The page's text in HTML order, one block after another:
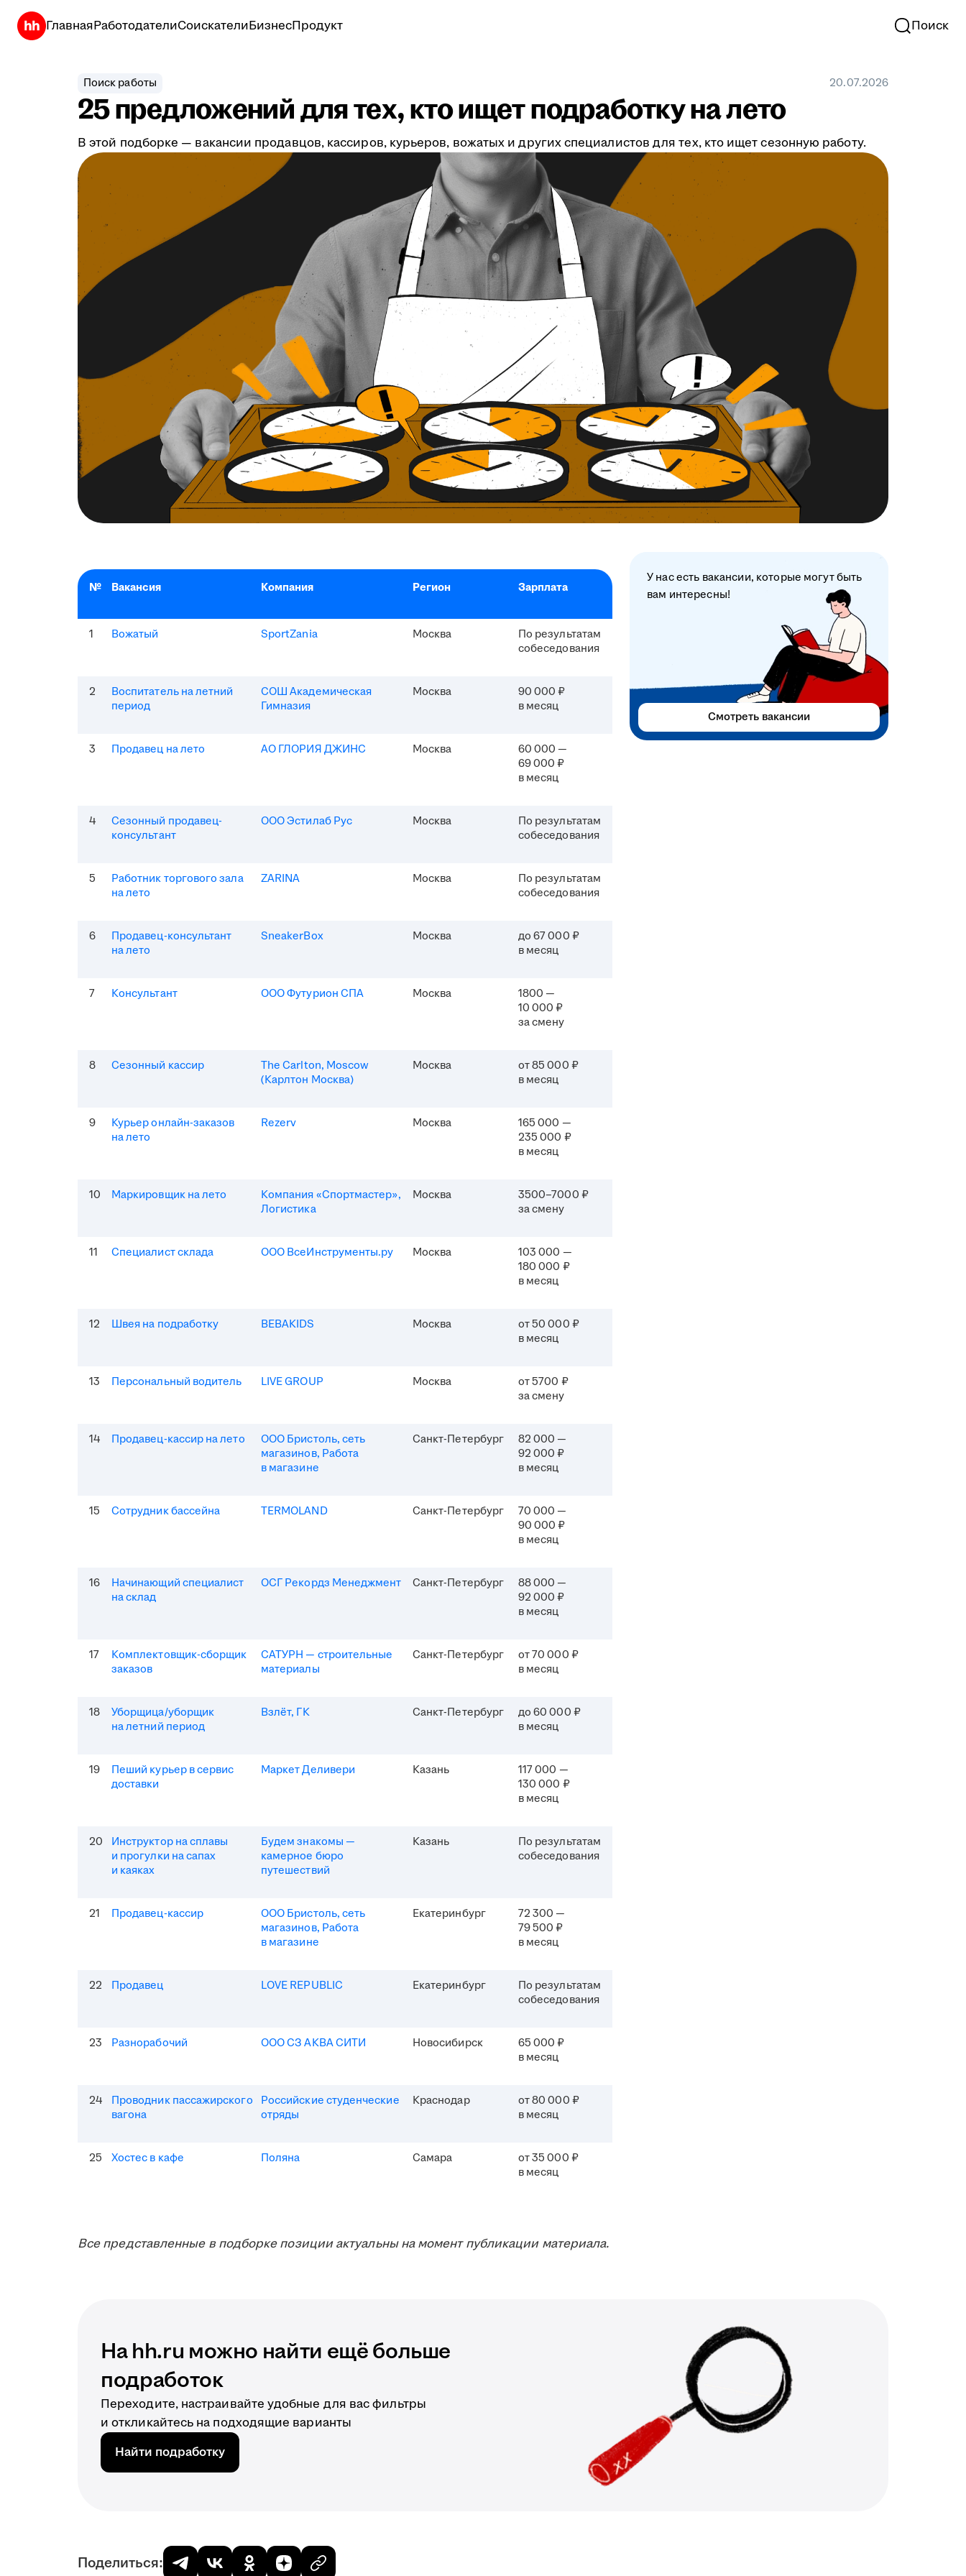
ГлавнаяРаботодателиСоискателиБизнесПродукт Поиск
Поиск работы 20.07.2026
25 предложений для тех, кто ищет подработку на лето
В этой подборке — вакансии продавцов, кассиров, курьеров, вожатых и других специалистов для тех, кто ищет сезонную работу.
№ Вакансия Компания Регион Зарплата
1 Вожатый SportZania Москва
По результатам
собеседования
2
Воспитатель на летний
период
СОШ Академическая
Гимназия
Москва
90 000 ₽
в месяц
3 Продавец на лето АО ГЛОРИЯ ДЖИНС Москва
60 000 —
69 000 ₽
в месяц
4
Сезонный продавец-
консультант
ООО Эстилаб Рус Москва
По результатам
собеседования
5
Работник торгового зала
на лето
ZARINA Москва
По результатам
собеседования
6
Продавец-консультант
на лето
SneakerBox Москва
до 67 000 ₽
в месяц
7 Консультант ООО Футурион СПА Москва
1800 —
10 000 ₽
за смену
8 Сезонный кассир
The Carlton, Moscow
(Карлтон Москва)
Москва
от 85 000 ₽
в месяц
9
Курьер онлайн-заказов
на лето
Rezerv Москва
165 000 —
235 000 ₽
в месяц
10 Маркировщик на лето
Компания «Спортмастер»,
Логистика
Москва
3500–7000 ₽
за смену
11 Специалист склада ООО ВсеИнструменты.ру Москва
103 000 —
180 000 ₽
в месяц
12 Швея на подработку BEBAKIDS Москва
от 50 000 ₽
в месяц
13 Персональный водитель LIVE GROUP Москва
от 5700 ₽
за смену
14 Продавец-кассир на лето
ООО Бристоль, сеть
магазинов, Работа
в магазине
Санкт-Петербург
82 000 —
92 000 ₽
в месяц
15 Сотрудник бассейна TERMOLAND Санкт-Петербург
70 000 —
90 000 ₽
в месяц
16
Начинающий специалист
на склад
ОСГ Рекордз Менеджмент Санкт-Петербург
88 000 —
92 000 ₽
в месяц
17
Комплектовщик-сборщик
заказов
САТУРН — строительные
материалы
Санкт-Петербург
от 70 000 ₽
в месяц
18
Уборщица/уборщик
на летний период
Взлёт, ГК Санкт-Петербург
до 60 000 ₽
в месяц
19
Пеший курьер в сервис
доставки
Маркет Деливери Казань
117 000 —
130 000 ₽
в месяц
20
Инструктор на сплавы
и прогулки на сапах
и каяках
Будем знакомы —
камерное бюро
путешествий
Казань
По результатам
собеседования
21 Продавец-кассир
ООО Бристоль, сеть
магазинов, Работа
в магазине
Екатеринбург
72 300 —
79 500 ₽
в месяц
22 Продавец LOVE REPUBLIC Екатеринбург
По результатам
собеседования
23 Разнорабочий ООО СЗ АКВА СИТИ Новосибирск
65 000 ₽
в месяц
24
Проводник пассажирского
вагона
Российские студенческие
отряды
Краснодар
от 80 000 ₽
в месяц
25 Хостес в кафе Поляна Самара
от 35 000 ₽
в месяц
Все представленные в подборке позиции актуальны на момент публикации материала.
У нас есть вакансии, которые могут быть
вам интересны!
Смотреть вакансии
На hh.ru можно найти ещё больше
подработок
Переходите, настраивайте удобные для вас фильтры
и откликайтесь на подходящие варианты
Найти подработку
Поделиться: